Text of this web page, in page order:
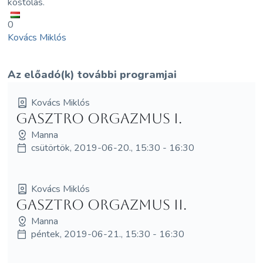
0
Kovács Miklós
Az előadó(k) további programjai
Kovács Miklós
Gasztro orgazmus I.
Manna
csütörtök, 2019-06-20., 15:30 - 16:30
Kovács Miklós
Gasztro orgazmus II.
Manna
péntek, 2019-06-21., 15:30 - 16:30